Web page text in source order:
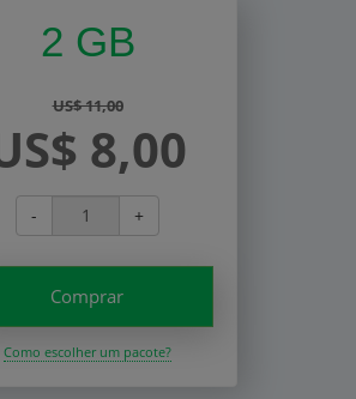
2 GB
US$ 11,00
8,00
- +
Comprar
Como escolher um pacote?